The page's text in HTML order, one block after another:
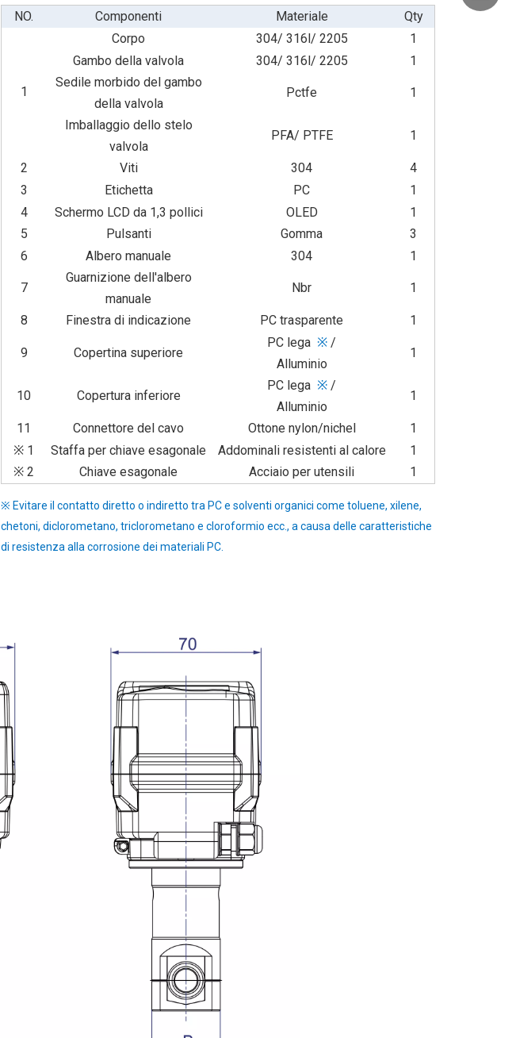
NO. Componenti Materiale Qty
1
Corpo 304/ 316l/ 2205
1
Gambo della valvola
304/ 316l/ 2205
1
Sedile morbido del gambo
della valvola
Pctfe 1
Imballaggio dello stelo
valvola
PFA/ PTFE 1
2 Viti 304
4
3
Etichetta PC
1
4
Schermo LCD da 1,3 pollici OLED
1
5
Pulsanti Gomma
3
6
Albero manuale 304 1
7
Guarnizione dell'albero
manuale
Nbr 1
8 Finestra di indicazione PC trasparente 1
9 Copertina superiore
PC lega※/
Alluminio
1
10 Copertura inferiore
PC lega※/
Alluminio
1
11 Connettore del cavo Ottone nylon/nichel
1
※ 1
Staffa per chiave esagonale Addominali resistenti al calore
1
※ 2
Chiave esagonale Acciaio per utensili 1
※ Evitare il contatto diretto o indiretto tra PC e solventi organici come toluene, xilene,
chetoni, diclorometano, triclorometano e cloroformio ecc., a causa delle caratteristiche
di resistenza alla corrosione dei materiali PC.